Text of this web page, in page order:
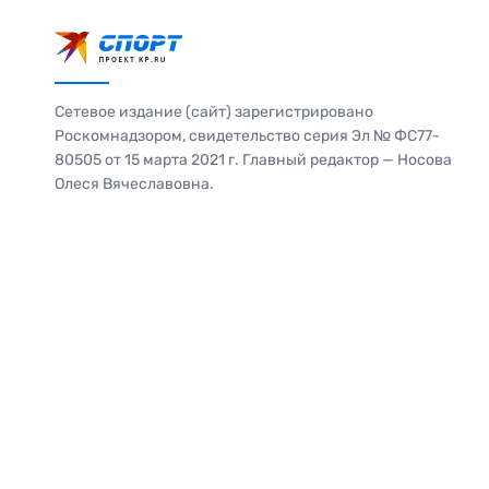
Сетевое издание (сайт) зарегистрировано
Роскомнадзором, свидетельство серия Эл № ФС77-
80505 от 15 марта 2021 г. Главный редактор — Носова
Олеся Вячеславовна.